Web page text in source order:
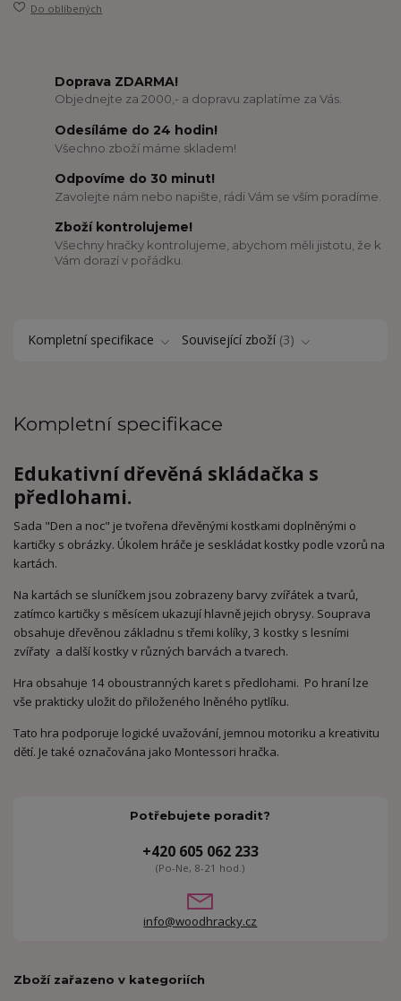
Do oblíbených
Doprava ZDARMA!
Objednejte za 2000,- a dopravu zaplatíme za Vás.
Odesíláme do 24 hodin!
Všechno zboží máme skladem!
Odpovíme do 30 minut!
Zavolejte nám nebo napište, rádi Vám se vším poradíme.
Zboží kontrolujeme!
Všechny hračky kontrolujeme, abychom měli jistotu, že k
Vám dorazí v pořádku.
Kompletní specifikace Související zboží 3
Kompletní specifikace
Edukativní dřevěná skládačka s
předlohami.
Sada "Den a noc" je tvořena dřevěnými kostkami doplněnými o
kartičky s obrázky. Úkolem hráče je seskládat kostky podle vzorů na
kartách.
Na kartách se sluníčkem jsou zobrazeny barvy zvířátek a tvarů,
zatímco kartičky s měsícem ukazují hlavně jejich obrysy. Souprava
obsahuje dřevěnou základnu s třemi kolíky, 3 kostky s lesními
zvířaty a další kostky v různých barvách a tvarech.
Hra obsahuje 14 oboustranných karet s předlohami. Po hraní lze
vše prakticky uložit do přiloženého lněného pytlíku.
Tato hra podporuje logické uvažování, jemnou motoriku a kreativitu
dětí. Je také označována jako Montessori hračka.
Potřebujete poradit?
+420 605 062 233
(Po-Ne, 8-21 hod.)
info@woodhracky.cz
Zboží zařazeno v kategoriích